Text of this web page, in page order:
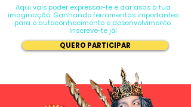
Aqui vais poder expressar-te e dar asas à tua
imaginação. Ganhando ferramentas importantes
para o autoconhecimento e desenvolvimento.
Inscreve-te já!
QUERO PARTICIPAR